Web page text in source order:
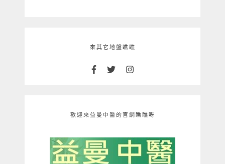
來其它地盤瞧瞧
歡迎來益曼中醫的官網瞧瞧呀